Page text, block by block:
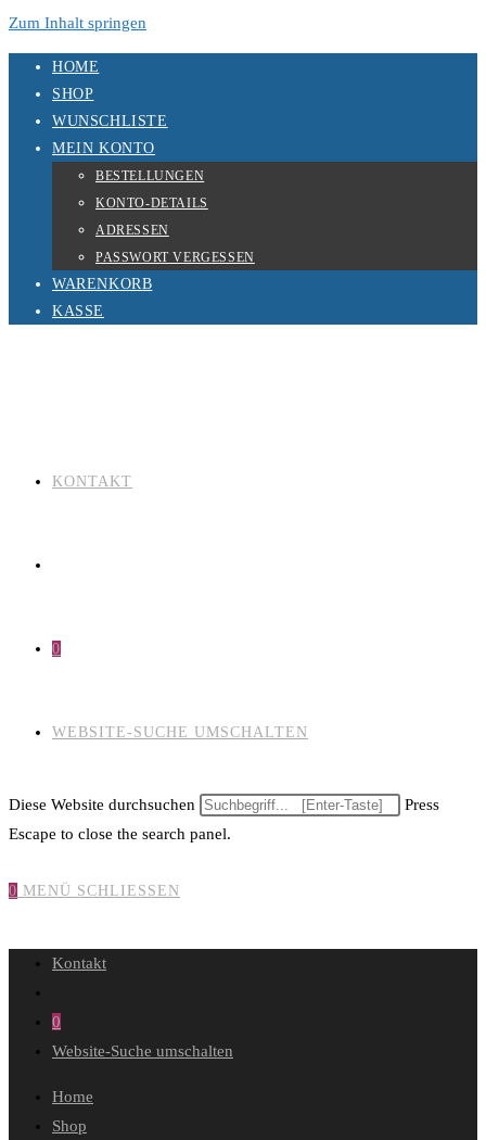
Zum Inhalt springen
HOME
SHOP
WUNSCHLISTE
MEIN KONTO
BESTELLUNGEN
KONTO-DETAILS
ADRESSEN
PASSWORT VERGESSEN
WARENKORB
KASSE
KONTAKT
0
WEBSITE-SUCHE UMSCHALTEN
Diese Website durchsuchen
Press
Escape to close the search panel.
0 MENÜ SCHLIESSEN
Kontakt
0
Website-Suche umschalten
Home
Shop